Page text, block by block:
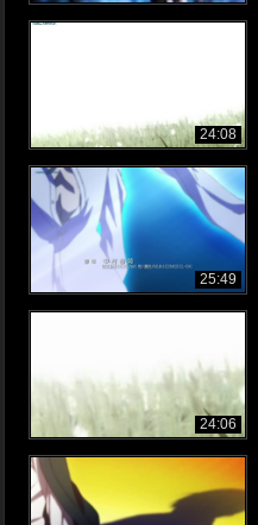
24:08
25:49
24:06